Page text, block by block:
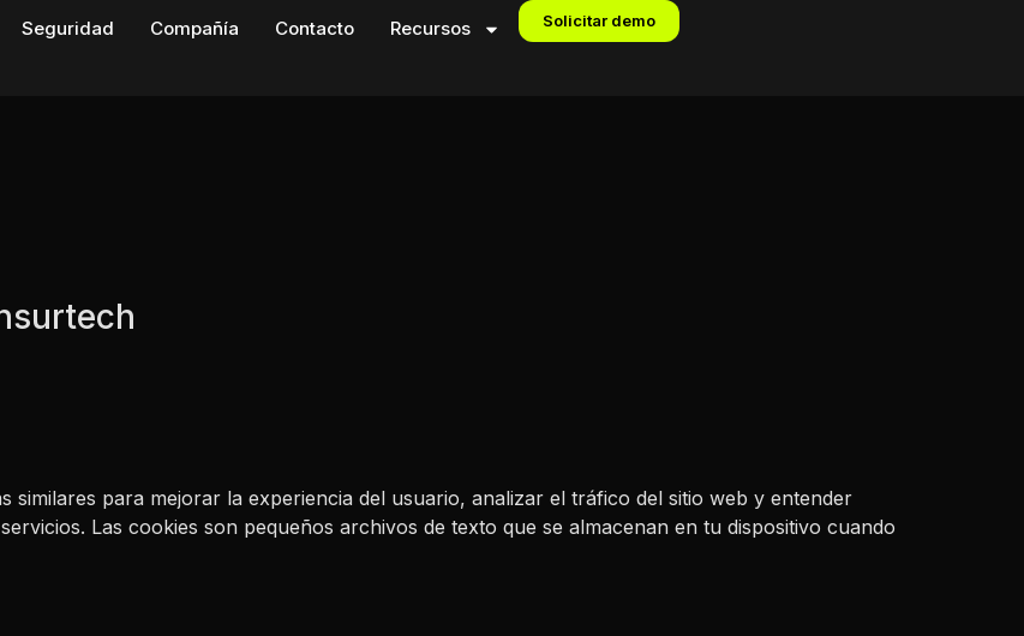
Seguridad Compañía Contacto Recursos Solicitar demo
similares para mejorar la experiencia del usuario, analizar el tráfico del sitio web y entender
Las cookies son pequeños archivos de texto que se almacenan en tu dispositivo cuando